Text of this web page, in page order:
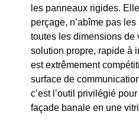
les panneaux rigides.
perçage, n’abîme pas
toutes les dimensions de
solution propre, rapide à
est extrêmement
surface de
c’est l’outil privilégié
façade banale en une